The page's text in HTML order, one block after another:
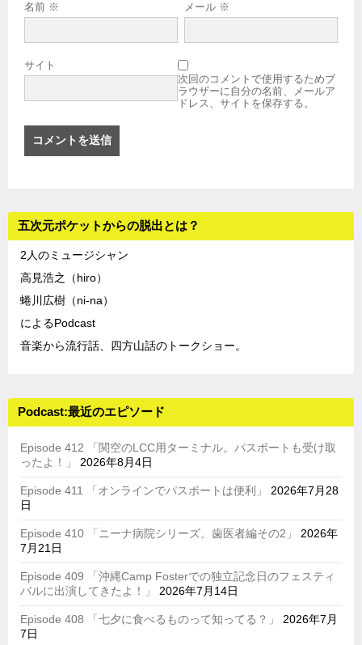
名前 ※ メール ※
サイト
次回のコメントで使用するためブ
ラウザーに自分の名前、メールア
ドレス、サイトを保存する。
五次元ポケットからの脱出とは？
2人のミュージシャン
高見浩之（hiro）
蜷川広樹（ni-na）
によるPodcast
音楽から流行話、四方山話のトークショー。
Podcast:最近のエピソード
Episode 412 「関空のLCC用ターミナル。パスポートも受け取
ったよ！」
2026年8月4日
Episode 411 「オンラインでパスポートは便利」
2026年7月28
日
Episode 410 「ニーナ病院シリーズ。歯医者編その2」
2026年
7月21日
Episode 409 「沖縄Camp Fosterでの独立記念日のフェスティ
バルに出演してきたよ！」
2026年7月14日
Episode 408 「七夕に食べるものって知ってる？」
2026年7月
7日